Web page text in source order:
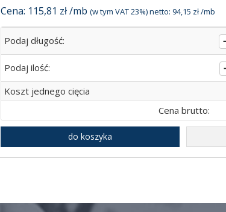
Cena: 115,81 zł /mb(w tym VAT 23%) netto: 94,15 zł /mb
Podaj długość:
Podaj ilość:
Koszt jednego cięcia
Cena brutto:
do koszyka